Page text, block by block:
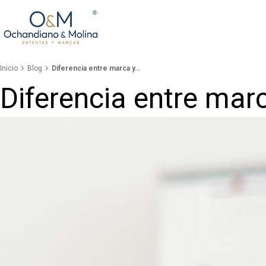
Inicio  Blog  Diferencia entre marca y…
Diferencia entre